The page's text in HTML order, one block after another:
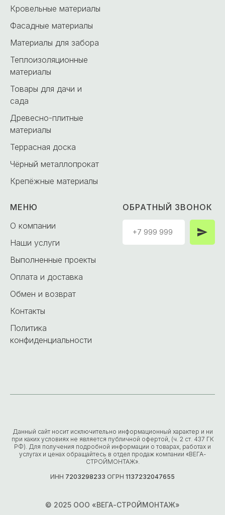
Кровельные материалы
Фасадные материалы
Материалы для забора
Теплоизоляционные
материалы
Товары для дачи и
сада
Древесно-плитные
материалы
Террасная доска
Чёрный металлопрокат
Крепёжные материалы
МЕНЮ
О компании
Наши услуги
Выполненные проекты
Оплата и доставка
Обмен и возврат
Контакты
Политика
конфиденциальности
ОБРАТНЫЙ ЗВОНОК
Данный сайт носит исключительно информационный характер и ни
при каких условиях не является публичной офертой, (ч. 2 ст. 437 ГК
РФ). Для получения подробной информации о товарах, работах и
услугах и ценах обращайтесь в отдел продаж компании «ВЕГА-
СТРОЙМОНТАЖ».
ИНН 7203298233 ОГРН 1137232047655
© 2025 ООО «ВЕГА-СТРОЙМОНТАЖ»